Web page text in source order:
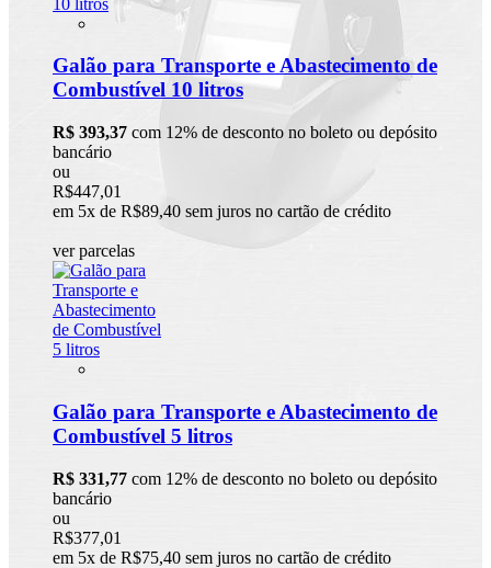
Galão para Transporte e Abastecimento de
Combustível 10 litros
R$ 393,37 com 12% de desconto no boleto ou depósito
bancário
ou
R$447,01
em 5x de R$89,40 sem juros no cartão de crédito
ver parcelas
Galão para Transporte e Abastecimento de
Combustível 5 litros
R$ 331,77 com 12% de desconto no boleto ou depósito
bancário
ou
R$377,01
em 5x de R$75,40 sem juros no cartão de crédito